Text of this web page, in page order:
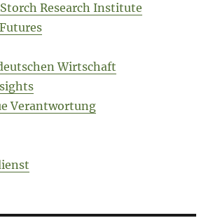
Research Institute
Wirtschaft
Verantwortung